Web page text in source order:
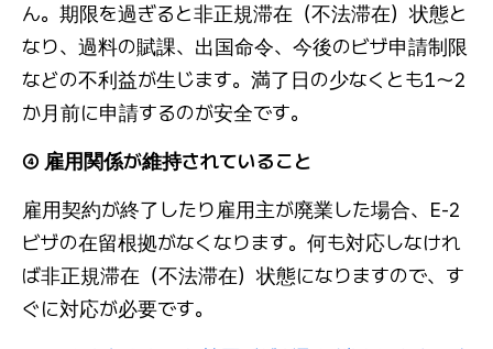
ん。期限を過ぎると非正規滞在（不法滞在）状態と
なり、過料の賦課、出国命令、今後のビザ申請制限
などの不利益が生じます。満了日の少なくとも1〜2
か月前に申請するのが安全です。
④ 雇用関係が維持されていること
雇用契約が終了したり雇用主が廃業した場合、E-2
ビザの在留根拠がなくなります。何も対応しなけれ
ば非正規滞在（不法滞在）状態になりますので、す
ぐに対応が必要です。